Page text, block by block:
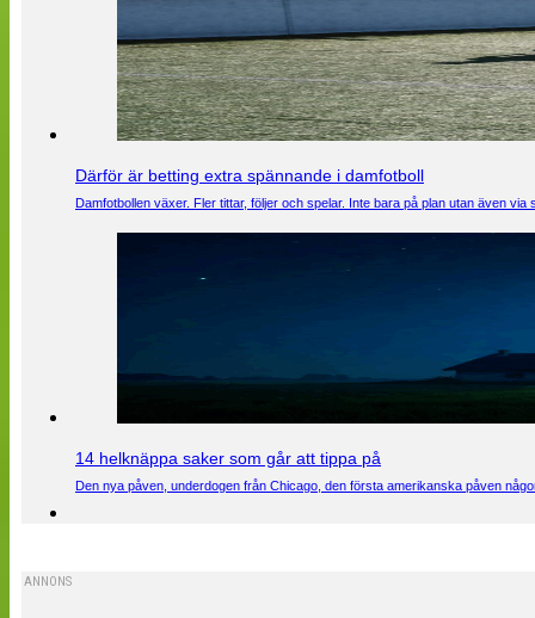
Därför är betting extra spännande i damfotboll
Damfotbollen växer. Fler tittar, följer och spelar. Inte bara på plan utan även
14 helknäppa saker som går att tippa på
Den nya påven, underdogen från Chicago, den första amerikanska påven
ANNONS